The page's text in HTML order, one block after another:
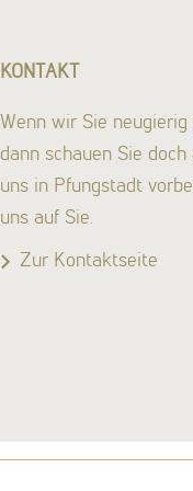
KONTAKT
Wenn wir Sie neugierig
dann schauen Sie
uns in Pfungstadt
uns auf Sie.
Zur Kontaktseite